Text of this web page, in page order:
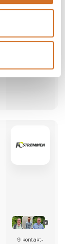
9 kontakt­